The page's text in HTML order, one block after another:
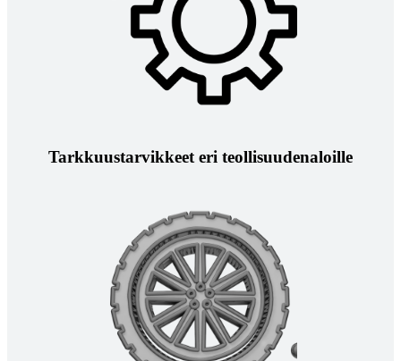
Tarkkuustarvikkeet eri teollisuudenaloille